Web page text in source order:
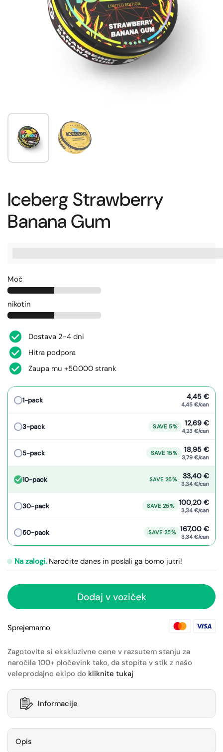
Iceberg Strawberry
Banana Gum
Moč
nikotin
Dostava 2-4 dni
Hitra podpora
Zaupa mu +50.000 strank
1-pack 4,45 €
4,45 €/can
3-pack SAVE 5% 12,69 €
4,23 €/can
5-pack SAVE 15% 18,95 €
3,79 €/can
10-pack SAVE 25% 33,40 €
3,34 €/can
30-pack SAVE 25% 100,20 €
3,34 €/can
50-pack SAVE 25% 167,00 €
3,34 €/can
Na zalogi. Naročite danes in poslali ga bomo jutri!
Dodaj v voziček
Sprejemamo
Zagotovite si ekskluzivne cene v razsutem stanju za
naročila 100+ pločevink tako, da stopite v stik z našo
veleprodajno ekipo do kliknite tukaj
Informacije
Opis